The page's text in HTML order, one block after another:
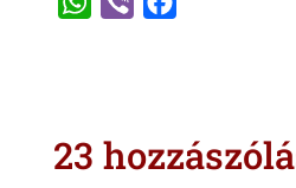
A
o
23